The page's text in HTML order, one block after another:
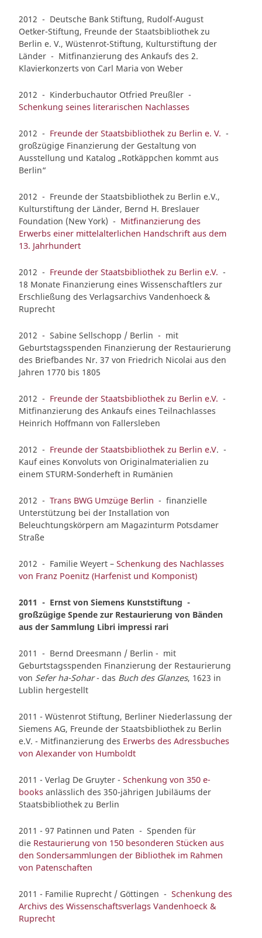
2012 - Deutsche Bank Stiftung, Rudolf-August
Oetker-Stiftung, Freunde der Staatsbibliothek zu
Berlin e. V., Wüstenrot-Stiftung, Kulturstiftung der
Länder - Mitfinanzierung des Ankaufs des 2.
Klavierkonzerts von Carl Maria von Weber
2012 - Kinderbuchautor Otfried Preußler -
Schenkung seines literarischen Nachlasses
2012 - Freunde der Staatsbibliothek zu Berlin e. V. -
großzügige Finanzierung der Gestaltung von
Ausstellung und Katalog „Rotkäppchen kommt aus
Berlin“
2012 - Freunde der Staatsbibliothek zu Berlin e.V.,
Kulturstiftung der Länder, Bernd H. Breslauer
Foundation (New York) - Mitfinanzierung des
Erwerbs einer mittelalterlichen Handschrift aus dem
13. Jahrhundert
2012 - Freunde der Staatsbibliothek zu Berlin e.V. -
18 Monate Finanzierung eines Wissenschaftlers zur
Erschließung des Verlagsarchivs Vandenhoeck &
Ruprecht
2012 - Sabine Sellschopp / Berlin - mit
Geburtstagsspenden Finanzierung der Restaurierung
des Briefbandes Nr. 37 von Friedrich Nicolai aus den
Jahren 1770 bis 1805
2012 - Freunde der Staatsbibliothek zu Berlin e.V. -
Mitfinanzierung des Ankaufs eines Teilnachlasses
Heinrich Hoffmann von Fallersleben
2012 - Freunde der Staatsbibliothek zu Berlin e.V. -
Kauf eines Konvoluts von Originalmaterialien zu
einem STURM-Sonderheft in Rumänien
2012 - Trans BWG Umzüge Berlin - finanzielle
Unterstützung bei der Installation von
Beleuchtungskörpern am Magazinturm Potsdamer
Straße
2012 - Familie Weyert – Schenkung des Nachlasses
von Franz Poenitz (Harfenist und Komponist)
2011 - Ernst von Siemens Kunststiftung -
großzügige Spende zur Restaurierung von Bänden
aus der Sammlung Libri impressi rari
2011 - Bernd Dreesmann / Berlin - mit
Geburtstagsspenden Finanzierung der Restaurierung
von Sefer ha-Sohar- das Buch des Glanzes, 1623 in
Lublin hergestellt
2011 - Wüstenrot Stiftung, Berliner Niederlassung der
Siemens AG, Freunde der Staatsbibliothek zu Berlin
e.V. - Mitfinanzierung des Erwerbs des Adressbuches
von Alexander von Humboldt
2011 - Verlag De Gruyter - Schenkung von 350 e-
books anlässlich des 350-jährigen Jubiläums der
Staatsbibliothek zu Berlin
2011 - 97 Patinnen und Paten - Spenden für
die Restaurierung von 150 besonderen Stücken aus
den Sondersammlungen der Bibliothek im Rahmen
von Patenschaften
2011 - Familie Ruprecht / Göttingen - Schenkung des
Archivs des Wissenschaftsverlags Vandenhoeck &
Ruprecht